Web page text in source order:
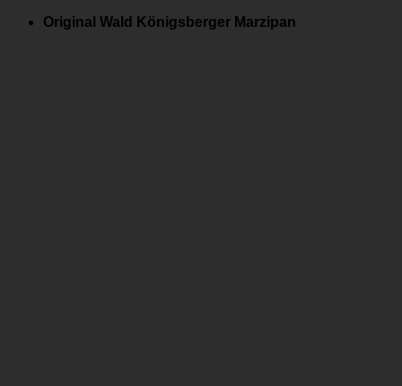
Zum
Original Wald Königsberger Marzipan